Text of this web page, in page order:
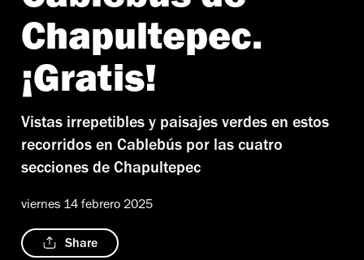
Chapultepec.
¡Gratis!
Vistas irrepetibles y paisajes verdes en estos
recorridos en Cablebús por las cuatro
secciones de Chapultepec
viernes 14 febrero 2025
Share